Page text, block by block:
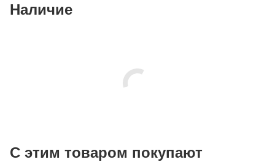
Наличие
С этим товаром покупают